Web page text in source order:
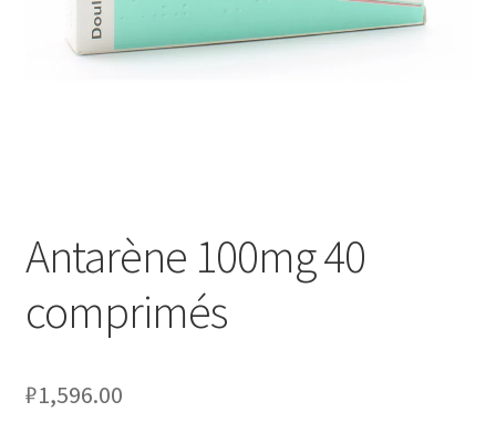
Оформление заказа
Сотрудничество
Antarène 100mg 40
comprimés
₽1,596.00